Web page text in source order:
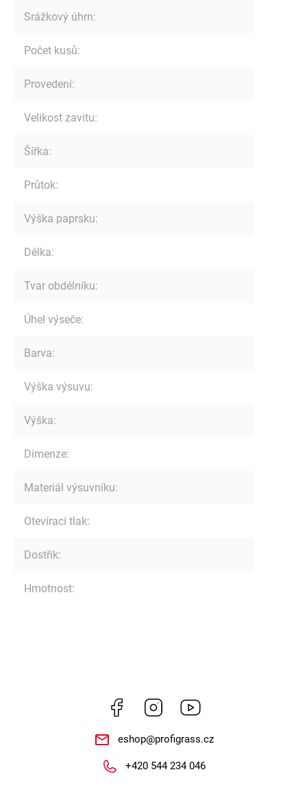
Srážkový úhrn:
Počet kusů:
Provedení:
Velikost zavitu:
Šířka:
Průtok:
Výška paprsku:
Délka:
Tvar obdélníku:
Úhel výseče:
Barva:
Výška výsuvu:
Výška:
Dimenze:
Materiál výsuvníku:
Otevírací tlak:
Dostřik:
Hmotnost:
Facebook Instagram
eshop@profigrass.cz
+420 544 234 046